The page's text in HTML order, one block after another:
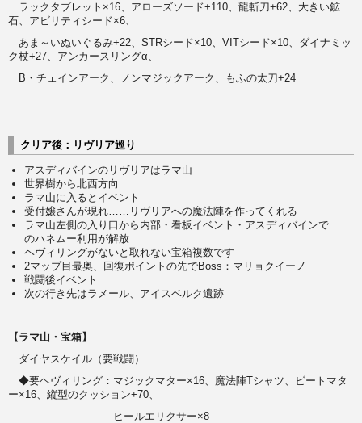
ラックタブレット×16、アローズソード+110、龍斬刀+62、大きい鉱
石、アビリティシード×6、
あま～いぬいぐるみ+22、STRシード×10、VITシード×10、ダイナミッ
ク杖+27、アンカースリングα、
B・チェインアーク、ノンマジックアーク、もふの太刀+24
クリア後：リヴリア巡り
アスディバインのリヴリアはラマ山
世界樹から北西方向
ラマ山に入るとイベント
受付嬢さんが現れ……リヴリアへの魔法陣を作ってくれる
ラマ山左側の入り口から内部・看板イベント・アスディバインで
のハネムー利用が解放
ヘヴィリングがないと取れない宝箱複数です
2マップ目最奥、回復ポイントの先でBoss：マリョクイーノ
戦闘後イベント
次の行き先はラメール、アイスベルク遺跡
【ラマ山・宝箱】
ダイヤスケイル（要戦闘）
◆要ヘヴィリング：マジックマター×16、魔法陣Tシャツ、ビートマタ
ー×16、縦型のクッション+70、
ヒールエリクサー×8